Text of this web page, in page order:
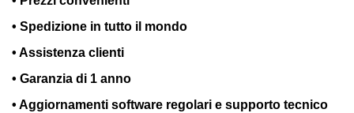
• Spedizione in tutto il mondo
• Assistenza clienti
• Garanzia di 1 anno
• Aggiornamenti software regolari e supporto tecnico